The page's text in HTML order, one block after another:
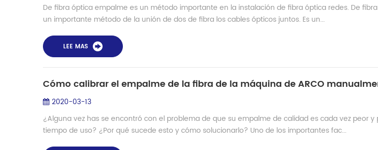
De fibra óptica empalme es un método importante en la instalación de fibra óptica redes. De
un importante método de la unión de dos de fibra los cables ópticos juntos. Es un...
LEE MAS
Cómo calibrar el empalme de la fibra de la máquina de ARCO
2020-03-13
¿Alguna vez has se encontró con el problema de que su empalme de calidad es cada vez peor
tiempo de uso? ¿Por qué sucede esto y cómo solucionarlo? Uno de los importantes fac...